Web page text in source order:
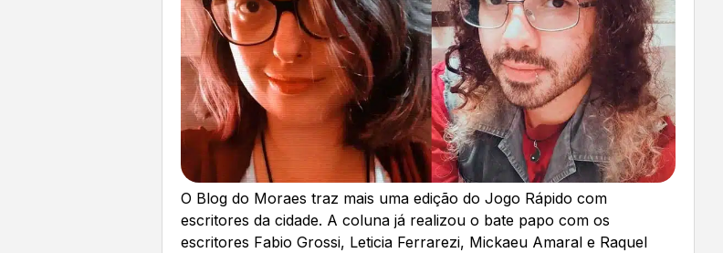
O Blog do Moraes traz mais uma edição do Jogo Rápido com
escritores da cidade. A coluna já realizou o bate papo com os
escritores Fabio Grossi, Leticia Ferrarezi, Mickaeu Amaral e Raquel